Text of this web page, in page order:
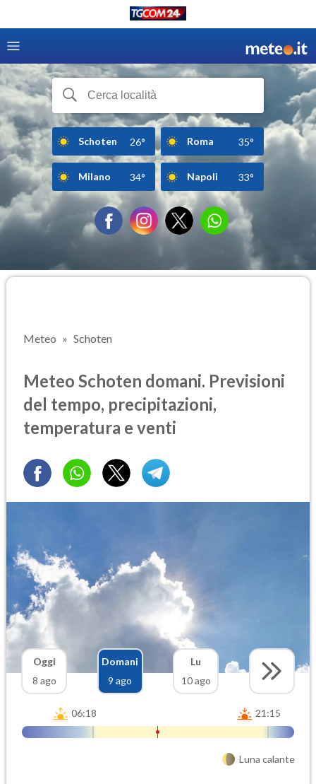
Schoten 26° Roma 35°
Milano 34° Napoli 33°
Meteo Schoten
Meteo Schoten domani. Previsioni
del tempo, precipitazioni,
temperatura e venti
Oggi
8 ago
Domani
9 ago
Lu
10 ago
06:18 21:15
Luna calante